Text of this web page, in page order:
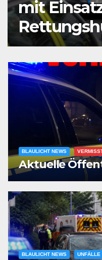
Mann vor
BLAULICHT NEWS
Aktuelle
BLAULICHT NEWS UNFÄLLE